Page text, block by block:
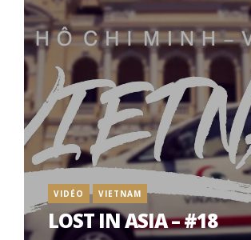
VIDÉO VIETNAM
LOST IN ASIA – #18